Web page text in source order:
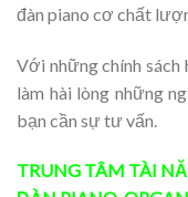
đàn piano cơ chất
Với những chính sách
làm hài lòng những
bạn cần sự tư vấn.
TRUNG TÂM TÀI